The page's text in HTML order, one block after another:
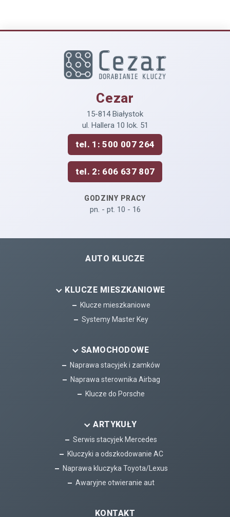
Cezar
15-814 Białystok
ul. Hallera 10 lok. 51
tel. 1: 500 007 264
tel. 2: 606 637 807
GODZINY PRACY
pn. - pt. 10 - 16
AUTO KLUCZE
KLUCZE MIESZKANIOWE
Klucze mieszkaniowe
Systemy Master Key
SAMOCHODOWE
Naprawa stacyjek i zamków
Naprawa sterownika Airbag
Klucze do Porsche
ARTYKUŁY
Serwis stacyjek Mercedes
Kluczyki a odszkodowanie AC
Naprawa kluczyka Toyota/Lexus
Awaryjne otwieranie aut
KONTAKT